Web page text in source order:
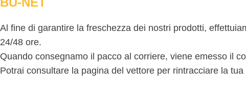
Al fine di garantire la freschezza dei nostri prodotti,
24/48 ore.
Quando consegnamo il pacco al corriere, viene emesso il
Potrai consultare la pagina del vettore per rintracciare la tua